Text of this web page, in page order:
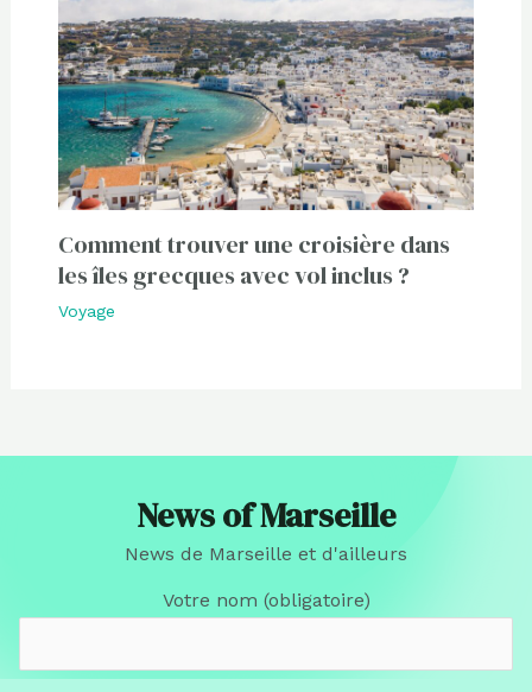
Comment trouver une croisière dans
les îles grecques avec vol inclus ?
Voyage
News of Marseille
News de Marseille et d'ailleurs
Votre nom (obligatoire)